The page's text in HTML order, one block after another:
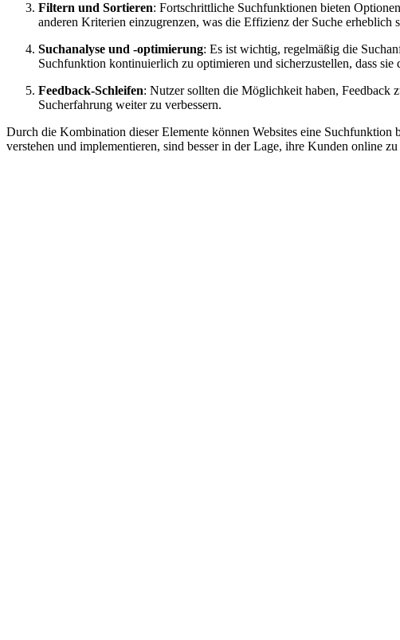
Filtern und Sortieren: Fortschrittliche Suchfunktionen bieten
anderen Kriterien einzugrenzen, was die Effizienz der Suche erheblich
Suchanalyse und -optimierung: Es ist wichtig, regelmäßig die
Suchfunktion kontinuierlich zu optimieren und sicherzustellen, dass
Feedback-Schleifen: Nutzer sollten die Möglichkeit haben, Feedback
Sucherfahrung weiter zu verbessern.
Durch die Kombination dieser Elemente können Websites eine
verstehen und implementieren, sind besser in der Lage, ihre Kunden online